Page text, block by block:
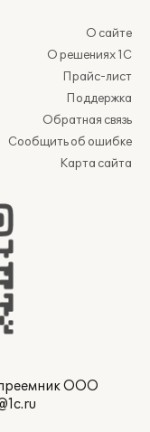
О сайте
О решениях 1С
Прайс-лист
Поддержка
Обратная связь
Сообщить об ошибке
Карта сайта
ООО